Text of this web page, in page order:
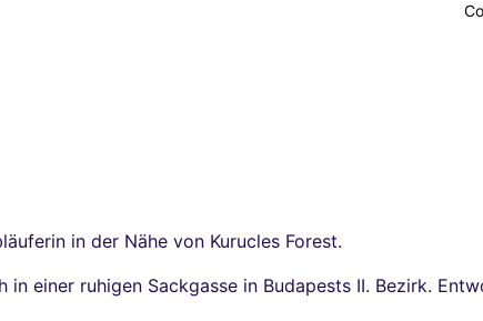
in der Nähe von Kurucles Forest.
einer ruhigen Sackgasse in Budapests II. Bezirk.